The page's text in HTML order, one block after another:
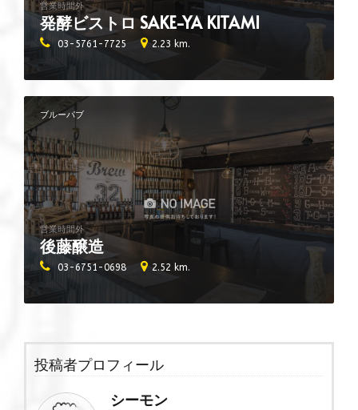
発酵ビストロ SAKE-YA KITAMI
営業時間外
03-5761-7725 2.23 km.
ブルーパブ
後藤醸造
営業時間外
03-6751-0698 2.52 km.
投稿者プロフィール
シーモン